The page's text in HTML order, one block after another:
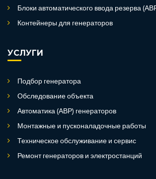
Блоки автоматического ввода резерва
Контейнеры для генераторов
УСЛУГИ
Подбор генератора
Обследование объекта
Автоматика (АВР) генераторов
Монтажные и пусконаладочные работы
Техническое обслуживание и сервис
Ремонт генераторов и электростанций